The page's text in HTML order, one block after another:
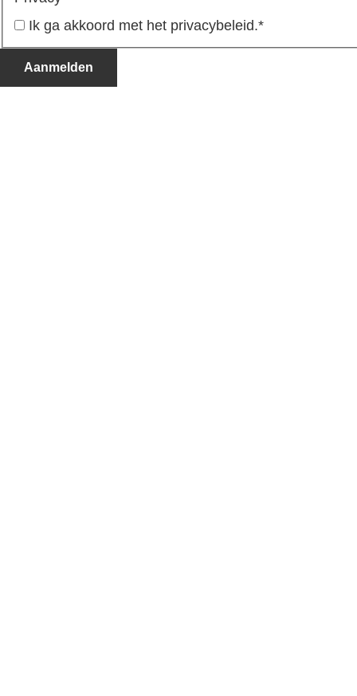
Ik ga akkoord met het privacybeleid.*
Aanmelden